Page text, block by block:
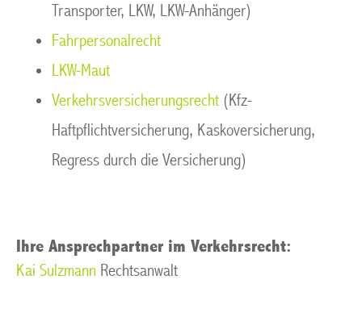
Transporter, LKW, LKW-Anhänger)
Fahrpersonalrecht
LKW-Maut
Verkehrsversicherungsrecht (Kfz-
Haftpflichtversicherung, Kaskoversicherung,
Regress durch die Versicherung)
Ihre Ansprechpartner im Verkehrsrecht:
Kai Sulzmann Rechtsanwalt